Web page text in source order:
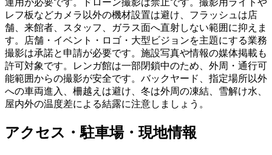
運用が必要です。ドローン撮影は禁止です。撮影用ライトや
レフ板などカメラ以外の機材設置は避け、フラッシュは店
舗、来館者、スタッフ、ガラス面へ直射しない範囲に抑えま
す。店舗・イベント・ロゴ・大型ビジョンを主題にする業務
撮影は承諾と申請が必要です。施設写真や情報の媒体掲載も
許可対象です。レンガ館は一部閉鎖中のため、外周・通行可
能範囲からの撮影が安全です。バックヤード、指定場所以外
への車両進入、柵越えは避け、冬は外周の凍結、雪解け水、
屋内外の温度差による結露に注意しましょう。
アクセス・駐車場・現地情報